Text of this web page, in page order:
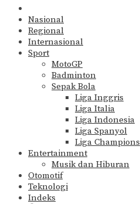
Nasional
Regional
Internasional
Sport
MotoGP
Badminton
Sepak Bola
Liga Inggris
Liga Italia
Liga Indonesia
Liga Spanyol
Liga Champions
Entertainment
Musik dan Hiburan
Otomotif
Teknologi
Indeks